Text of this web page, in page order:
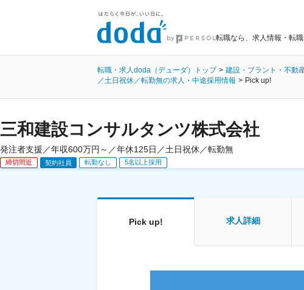
転職なら、求人情報・転
転職・求人doda（デューダ）トップ 建設・プラント・不動
／土日祝休／転勤無の求人・中途採用情報
Pick up!
三和建設コンサルタンツ株式会社
発注者支援／年収600万円～／年休125日／土日祝休／転勤無
締切間近 契約社員 転勤なし 5名以上採用
Pick up! 求人詳細